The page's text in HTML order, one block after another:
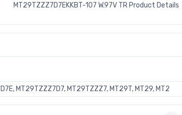
MT29TZZZ7D7EKKBT-107 W.97V TR Product Details
MT29TZZZ7D7, MT29TZZZ7, MT29T, MT29, MT2